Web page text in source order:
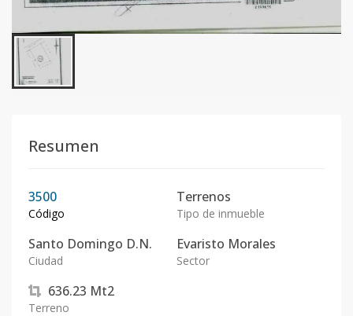
Resumen
3500
Código
Terrenos
Tipo de inmueble
Santo Domingo D.N.
Ciudad
Evaristo Morales
Sector
636.23 Mt2
Terreno